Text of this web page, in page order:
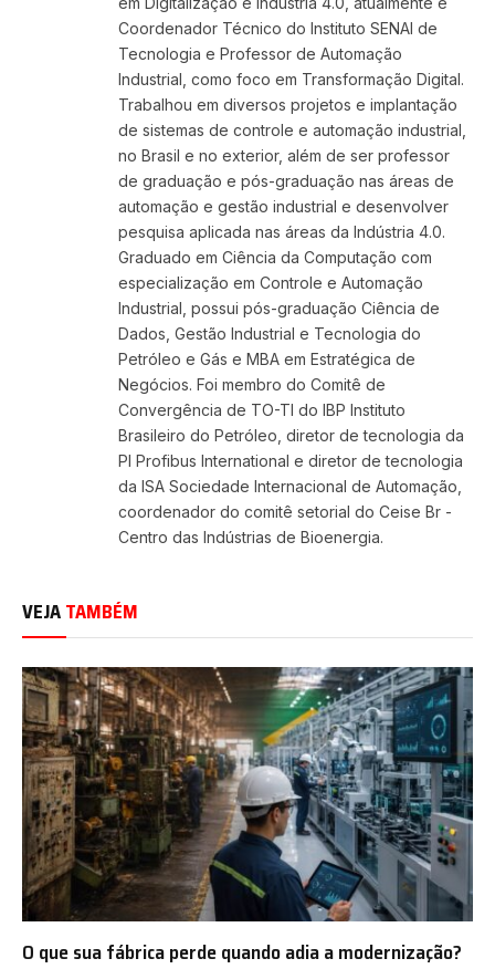
Coordenador Técnico do Instituto SENAI de
Tecnologia e Professor de Automação
Industrial, como foco em Transformação Digital.
Trabalhou em diversos projetos e implantação
de sistemas de controle e automação industrial,
no Brasil e no exterior, além de ser professor
de graduação e pós-graduação nas áreas de
automação e gestão industrial e desenvolver
pesquisa aplicada nas áreas da Indústria 4.0.
Graduado em Ciência da Computação com
especialização em Controle e Automação
Industrial, possui pós-graduação Ciência de
Dados, Gestão Industrial e Tecnologia do
Petróleo e Gás e MBA em Estratégica de
Negócios. Foi membro do Comitê de
Convergência de TO-TI do IBP Instituto
Brasileiro do Petróleo, diretor de tecnologia da
PI Profibus International e diretor de tecnologia
da ISA Sociedade Internacional de Automação,
coordenador do comitê setorial do Ceise Br -
Centro das Indústrias de Bioenergia.
VEJATAMBÉM
O que sua fábrica perde quando adia a modernização?